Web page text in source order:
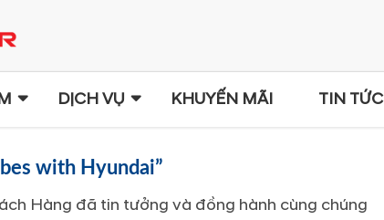
DỊCH VỤ KHUYẾN MÃI TIN TỨC
with Hyundai”
Hàng đã tin tưởng và đồng hành cùng chúng